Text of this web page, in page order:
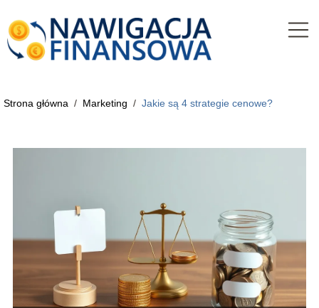
Strona główna / Marketing / Jakie są 4 strategie cenowe?